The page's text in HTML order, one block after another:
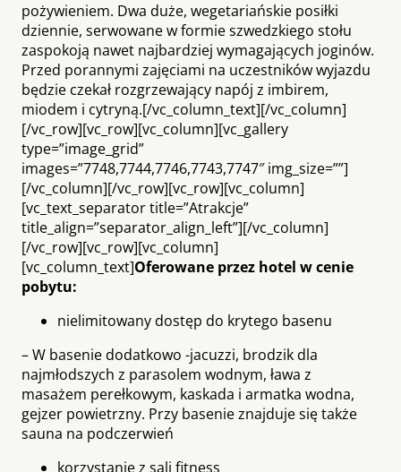
pożywieniem. Dwa duże, wegetariańskie posiłki
dziennie, serwowane w formie szwedzkiego stołu
zaspokoją nawet najbardziej wymagających joginów.
Przed porannymi zajęciami na uczestników wyjazdu
będzie czekał rozgrzewający napój z imbirem,
miodem i cytryną.[/vc_column_text][/vc_column]
[/vc_row][vc_row][vc_column][vc_gallery
type=”image_grid”
images=”7748,7744,7746,7743,7747″ img_size=””]
[/vc_column][/vc_row][vc_row][vc_column]
[vc_text_separator title=”Atrakcje”
title_align=”separator_align_left”][/vc_column]
[/vc_row][vc_row][vc_column]
[vc_column_text]Oferowane przez hotel w cenie
pobytu:
nielimitowany dostęp do krytego basenu
– W basenie dodatkowo -jacuzzi, brodzik dla
najmłodszych z parasolem wodnym, ława z
masażem perełkowym, kaskada i armatka wodna,
gejzer powietrzny. Przy basenie znajduje się także
sauna na podczerwień
korzystanie z sali fitness